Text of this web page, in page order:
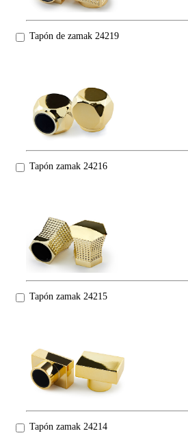
Tapón de zamak 24219
Tapón zamak 24216
Tapón zamak 24215
Tapón zamak 24214